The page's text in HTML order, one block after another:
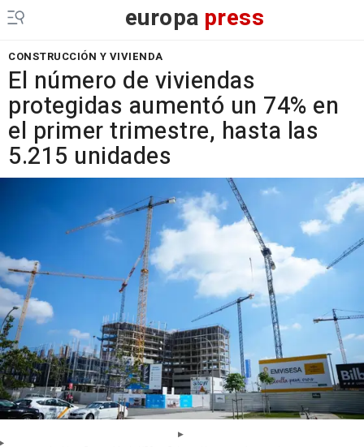
europa press
CONSTRUCCIÓN Y VIVIENDA
El número de viviendas
protegidas aumentó un 74% en
el primer trimestre, hasta las
5.215 unidades